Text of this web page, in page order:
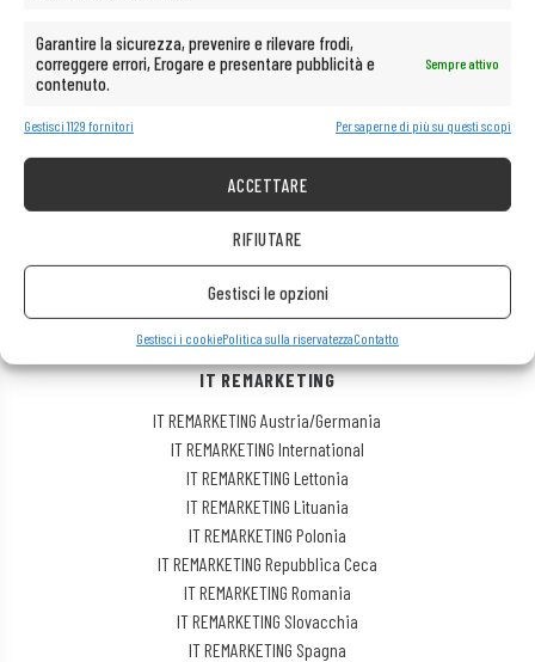
Garantire la sicurezza, prevenire e rilevare frodi,
correggere errori, Erogare e presentare pubblicità e
contenuto.
Sempre attivo
Gestisci 1129 fornitori Per saperne di più su questi scopi
ACCETTARE
RIFIUTARE
Gestisci le opzioni
Gestisci i cookiePolitica sulla riservatezzaContatto
Gestisci i cookie
Politica sulla riservatezza
ASSISTENZA CLIENTI
Aiuto
Consegna
Reclamo sull’attrezzatura acquistata
Restituzione dell’attrezzatura acquistata
IT REMARKETING
IT REMARKETING Austria/Germania
IT REMARKETING International
IT REMARKETING Lettonia
IT REMARKETING Lituania
IT REMARKETING Polonia
IT REMARKETING Repubblica Ceca
IT REMARKETING Romania
IT REMARKETING Slovacchia
IT REMARKETING Spagna